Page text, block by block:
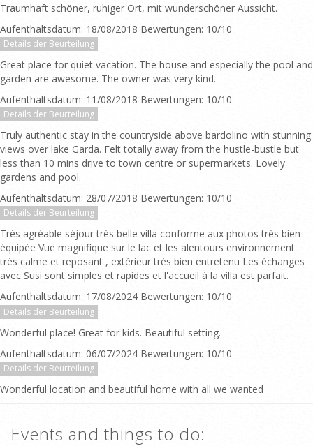
Traumhaft schöner, ruhiger Ort, mit wunderschöner Aussicht.
Aufenthaltsdatum: 18/08/2018 Bewertungen: 10/10
Details der Beurteilung
Great place for quiet vacation. The house and especially the pool and
garden are awesome. The owner was very kind.
Aufenthaltsdatum: 11/08/2018 Bewertungen: 10/10
Details der Beurteilung
Truly authentic stay in the countryside above bardolino with stunning
views over lake Garda. Felt totally away from the hustle-bustle but
less than 10 mins drive to town centre or supermarkets. Lovely
gardens and pool.
Aufenthaltsdatum: 28/07/2018 Bewertungen: 10/10
Details der Beurteilung
Très agréable séjour très belle villa conforme aux photos très bien
équipée Vue magnifique sur le lac et les alentours environnement
très calme et reposant , extérieur très bien entretenu Les échanges
avec Susi sont simples et rapides et l'accueil à la villa est parfait.
Aufenthaltsdatum: 17/08/2024 Bewertungen: 10/10
Details der Beurteilung
Wonderful place! Great for kids. Beautiful setting.
Aufenthaltsdatum: 06/07/2024 Bewertungen: 10/10
Details der Beurteilung
Wonderful location and beautiful home with all we wanted
Events and things to do: